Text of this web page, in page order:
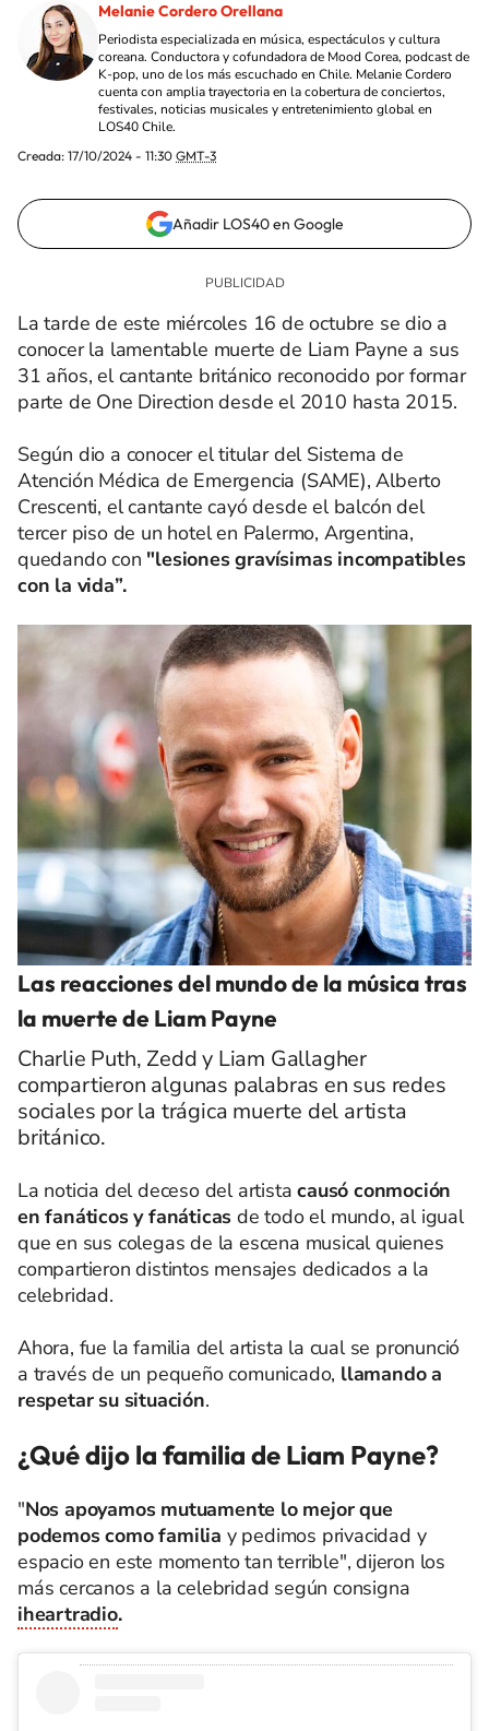
Melanie Cordero Orellana
Periodista especializada en música, espectáculos y cultura
coreana. Conductora y cofundadora de Mood Corea, podcast de
K-pop, uno de los más escuchado en Chile. Melanie Cordero
cuenta con amplia trayectoria en la cobertura de conciertos,
festivales, noticias musicales y entretenimiento global en
LOS40 Chile.
Creada: 17/10/2024 - 11:30 GMT-3
Añadir LOS40 en Google
La tarde de este miércoles 16 de octubre se dio a
conocer la lamentable muerte de Liam Payne a sus
31 años, el cantante británico reconocido por formar
parte de One Direction desde el 2010 hasta 2015.
Según dio a conocer el titular del Sistema de
Atención Médica de Emergencia (SAME), Alberto
Crescenti, el cantante cayó desde el balcón del
tercer piso de un hotel en Palermo, Argentina,
quedando con "lesiones gravísimas incompatibles
con la vida”.
Las reacciones del mundo de la música tras
la muerte de Liam Payne
Charlie Puth, Zedd y Liam Gallagher
compartieron algunas palabras en sus redes
sociales por la trágica muerte del artista
británico.
La noticia del deceso del artista causó conmoción
en fanáticos y fanáticas de todo el mundo, al igual
que en sus colegas de la escena musical quienes
compartieron distintos mensajes dedicados a la
celebridad.
Ahora, fue la familia del artista la cual se pronunció
a través de un pequeño comunicado, llamando a
respetar su situación.
¿Qué dijo la familia de Liam Payne?
"Nos apoyamos mutuamente lo mejor que
podemos como familia y pedimos privacidad y
espacio en este momento tan terrible", dijeron los
más cercanos a la celebridad según consigna
iheartradio.